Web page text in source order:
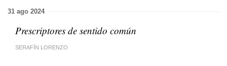
31 ago 2024
Prescriptores de sentido común
SERAFÍN LORENZO